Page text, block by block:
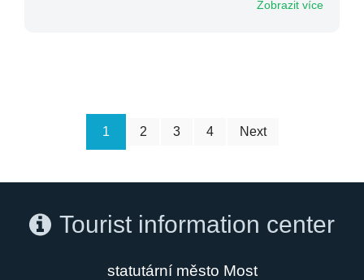
Zobrazit více
1 2 3 4 Next
Tourist information center
statutární město Most